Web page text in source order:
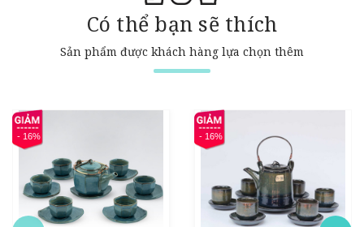
Có thể bạn sẽ thích
Sản phẩm được khách hàng lựa chọn thêm
- 16% - 16%